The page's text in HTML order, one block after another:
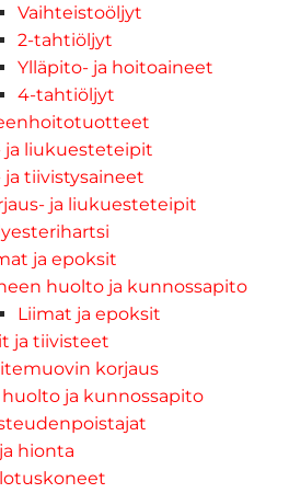
Vaihteistoöljyt
2-tahtiöljyt
Ylläpito- ja hoitoaineet
4-tahtiöljyt
ja liukuesteteipit
ja tiivistysaineet
ja liukuesteteipit
ja epoksit
huolto ja kunnossapito
Liimat ja epoksit
ja tiivisteet
korjaus
ja kunnossapito
hionta